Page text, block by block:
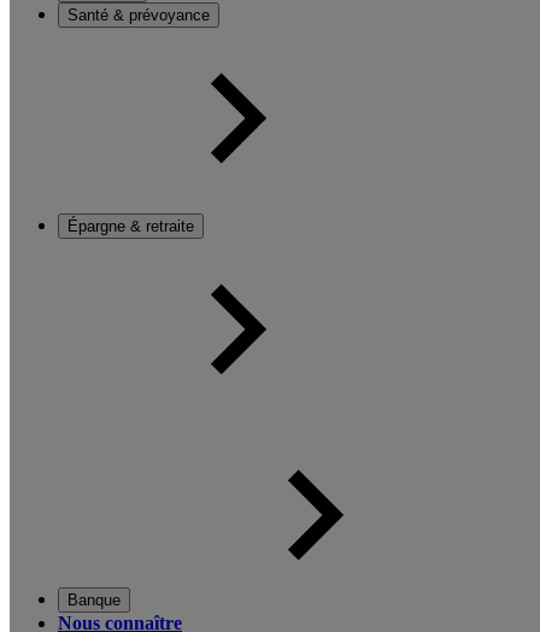
Santé & prévoyance
Épargne & retraite
Banque
Nous connaître